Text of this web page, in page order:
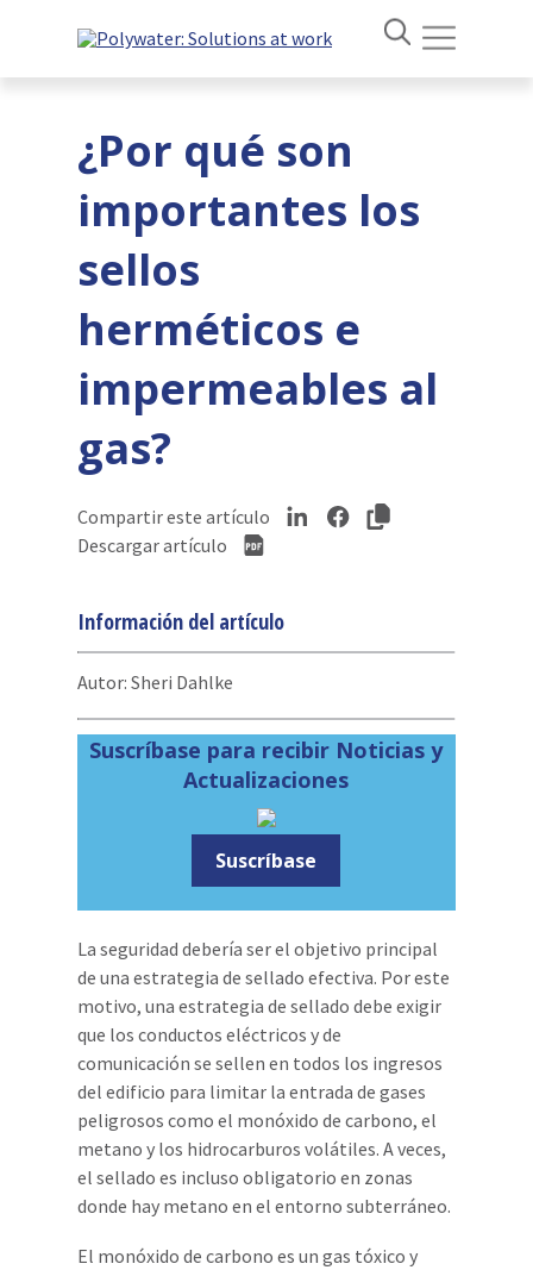
¿Por qué son
importantes los
sellos
herméticos e
impermeables al
gas?
Compartir este artículo
Descargar artículo
Información del artículo
Autor: Sheri Dahlke
Suscríbase para recibir Noticias y
Actualizaciones
Suscríbase
La seguridad debería ser el objetivo principal
de una estrategia de sellado efectiva. Por este
motivo, una estrategia de sellado debe exigir
que los conductos eléctricos y de
comunicación se sellen en todos los ingresos
del edificio para limitar la entrada de gases
peligrosos como el monóxido de carbono, el
metano y los hidrocarburos volátiles. A veces,
el sellado es incluso obligatorio en zonas
donde hay metano en el entorno subterráneo.
El monóxido de carbono es un gas tóxico y